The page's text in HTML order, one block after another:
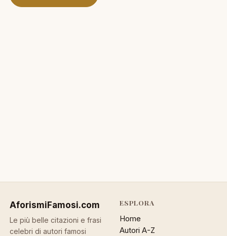
AforismiFamosi.com
Le più belle citazioni e frasi
celebri di autori famosi
ESPLORA
Home
Autori A-Z